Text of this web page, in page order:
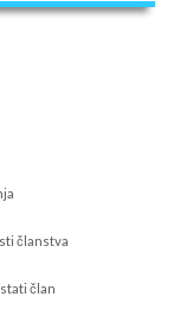
članstva
član